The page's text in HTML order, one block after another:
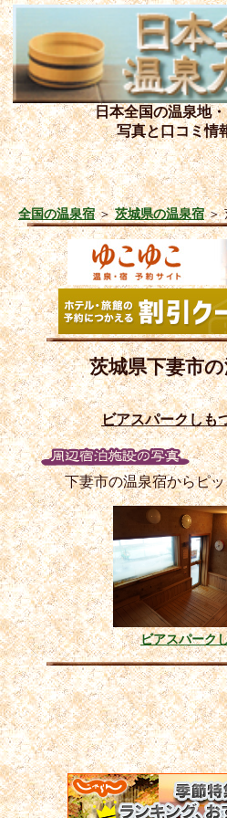
日本全国の温泉地
写真と口コミ情
全国の温泉宿＞茨城県の温泉宿＞
茨城県下妻市
ビアスパークしも
下妻市の温泉宿からピ
ビアスパーク